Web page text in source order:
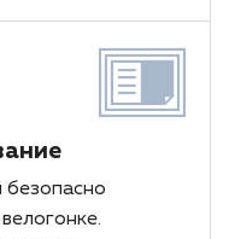
безопасно